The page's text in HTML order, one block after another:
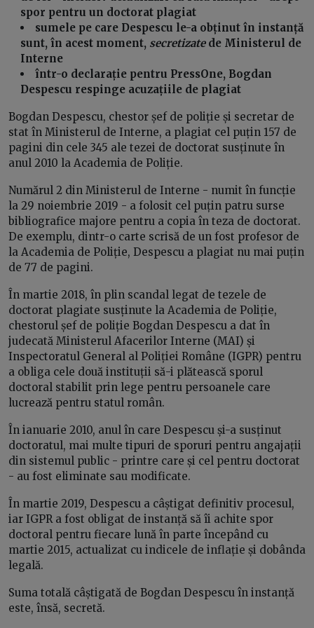
spor pentru un doctorat plagiat
sumele pe care Despescu le-a obținut în instanță
sunt, în acest moment, secretizate de Ministerul de
Interne
într-o declarație pentru PressOne, Bogdan
Despescu respinge acuzațiile de plagiat
Bogdan Despescu, chestor șef de poliție și secretar de
stat în Ministerul de Interne, a plagiat cel puțin 157 de
pagini din cele 345 ale tezei de doctorat susținute în
anul 2010 la Academia de Poliție.
Numărul 2 din Ministerul de Interne - numit în funcție
la 29 noiembrie 2019 - a folosit cel puțin patru surse
bibliografice majore pentru a copia în teza de doctorat.
De exemplu, dintr-o carte scrisă de un fost profesor de
la Academia de Poliție, Despescu a plagiat nu mai puțin
de 77 de pagini.
În martie 2018, în plin scandal legat de tezele de
doctorat plagiate susținute la Academia de Poliție,
chestorul șef de poliție Bogdan Despescu a dat în
judecată Ministerul Afacerilor Interne (MAI) și
Inspectoratul General al Poliției Române (IGPR) pentru
a obliga cele două instituții să-i plătească sporul
doctoral stabilit prin lege pentru persoanele care
lucrează pentru statul român.
În ianuarie 2010, anul în care Despescu și-a susținut
doctoratul, mai multe tipuri de sporuri pentru angajații
din sistemul public - printre care și cel pentru doctorat
- au fost eliminate sau modificate.
În martie 2019, Despescu a câștigat definitiv procesul,
iar IGPR a fost obligat de instanță să îi achite spor
doctoral pentru fiecare lună în parte începând cu
martie 2015, actualizat cu indicele de inflație și dobânda
legală.
Suma totală câștigată de Bogdan Despescu în instanță
este, însă, secretă.